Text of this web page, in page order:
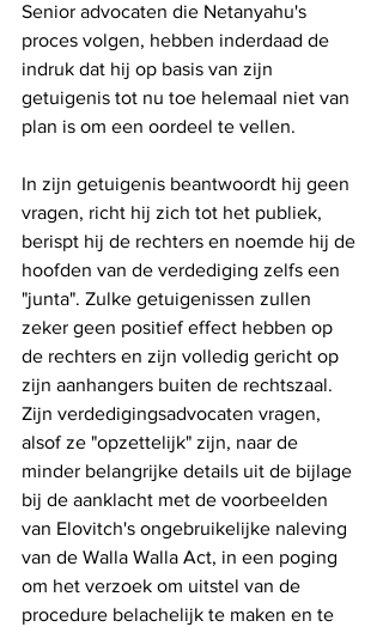
Senior advocaten die Netanyahu's
proces volgen, hebben inderdaad de
indruk dat hij op basis van zijn
getuigenis tot nu toe helemaal niet van
plan is om een ​​oordeel te vellen.
In zijn getuigenis beantwoordt hij geen
vragen, richt hij zich tot het publiek,
berispt hij de rechters en noemde hij de
hoofden van de verdediging zelfs een
"junta". Zulke getuigenissen zullen
zeker geen positief effect hebben op
de rechters en zijn volledig gericht op
zijn aanhangers buiten de rechtszaal.
Zijn verdedigingsadvocaten vragen,
alsof ze "opzettelijk" zijn, naar de
minder belangrijke details uit de bijlage
bij de aanklacht met de voorbeelden
van Elovitch's ongebruikelijke naleving
van de Walla Walla Act, in een poging
om het verzoek om uitstel van de
procedure belachelijk te maken en te